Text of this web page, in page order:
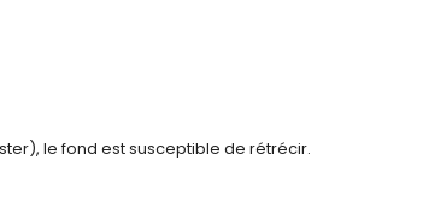
le fond est susceptible de rétrécir.